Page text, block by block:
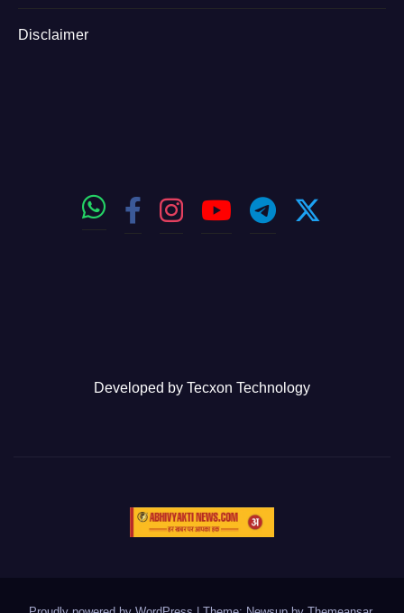
Disclaimer
Developed by Tecxon Technology